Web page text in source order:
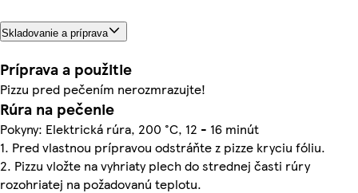
Skladovanie a príprava
Príprava a použitie
Pizzu pred pečením nerozmrazujte!
Rúra na pečenie
Pokyny: Elektrická rúra, 200 °C, 12 - 16 minút
1. Pred vlastnou prípravou odstráňte z pizze kryciu fóliu.
2. Pizzu vložte na vyhriaty plech do strednej časti rúry
rozohriatej na požadovanú teplotu.